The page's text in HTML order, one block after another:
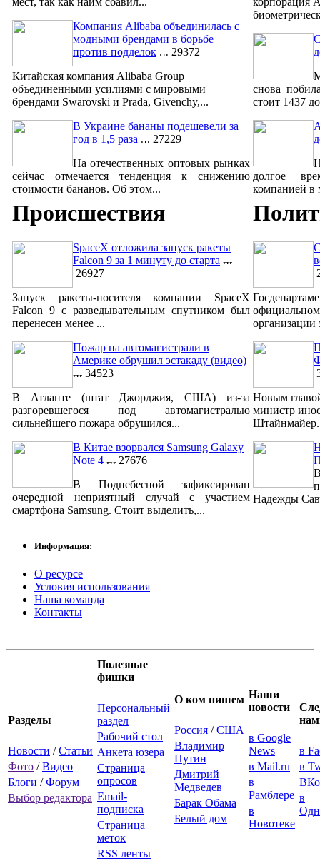
Компания Alibaba объединилась с
модными брендами в борьбе
против подделок
29372
Китайская компания Alibaba Group
объединенными усилиями с мировыми
брендами Swarovski и Prada, Givenchy,...
В Украине бананы подешевели за
год в 1,5 раза
27229
На отечественных оптовых рынках
сейчас отмечается тенденция к снижению
стоимости бананов. Об этом...
снова
стоит 1437
долгое
компанией в
Происшествия
SpaceX отложила запуск ракеты
Falcon 9 за 1 минуту до старта
26927
Запуск ракеты-носителя компании SpaceX
Falcon 9 с разведывательным спутником был
перенесен менее ...
Пожар на автомагистрали в
Америке обрушил эстакаду (видео)
34523
В Атланте (штат Джорджия, США) из-за
разгоревшегося под автомагистралью
сильнейшего пожара обрушился...
В Китае взорвался Samsung Galaxy
Note 4
27676
В Поднебесной зафиксирован
очередной неприятный случай с участием
смартфона Samsung. Стоит выделить,...
организации
Новым
министр
Надежды
Информация:
О ресурсе
Условия использования
Наша команда
Контакты
Разделы
Новости /Статьи
Фото /Видео
Блоги /Форум
Выбор редактора
Полезные
фишки
Персональный
раздел
Рабочий стол
Анкета юзера
Страница
опросов
Email-
подписка
Страница
меток
RSS ленты
О ком пишем
Россия /США
Владимир
Путин
Дмитрий
Медведев
Барак Обама
Белый дом
Наши
новости
в Google
News
в Mail.ru
в
Рамблере
в
Новотеке
в
в
в